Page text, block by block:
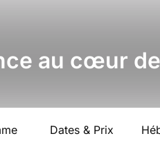
au cœur de
Dates & Prix